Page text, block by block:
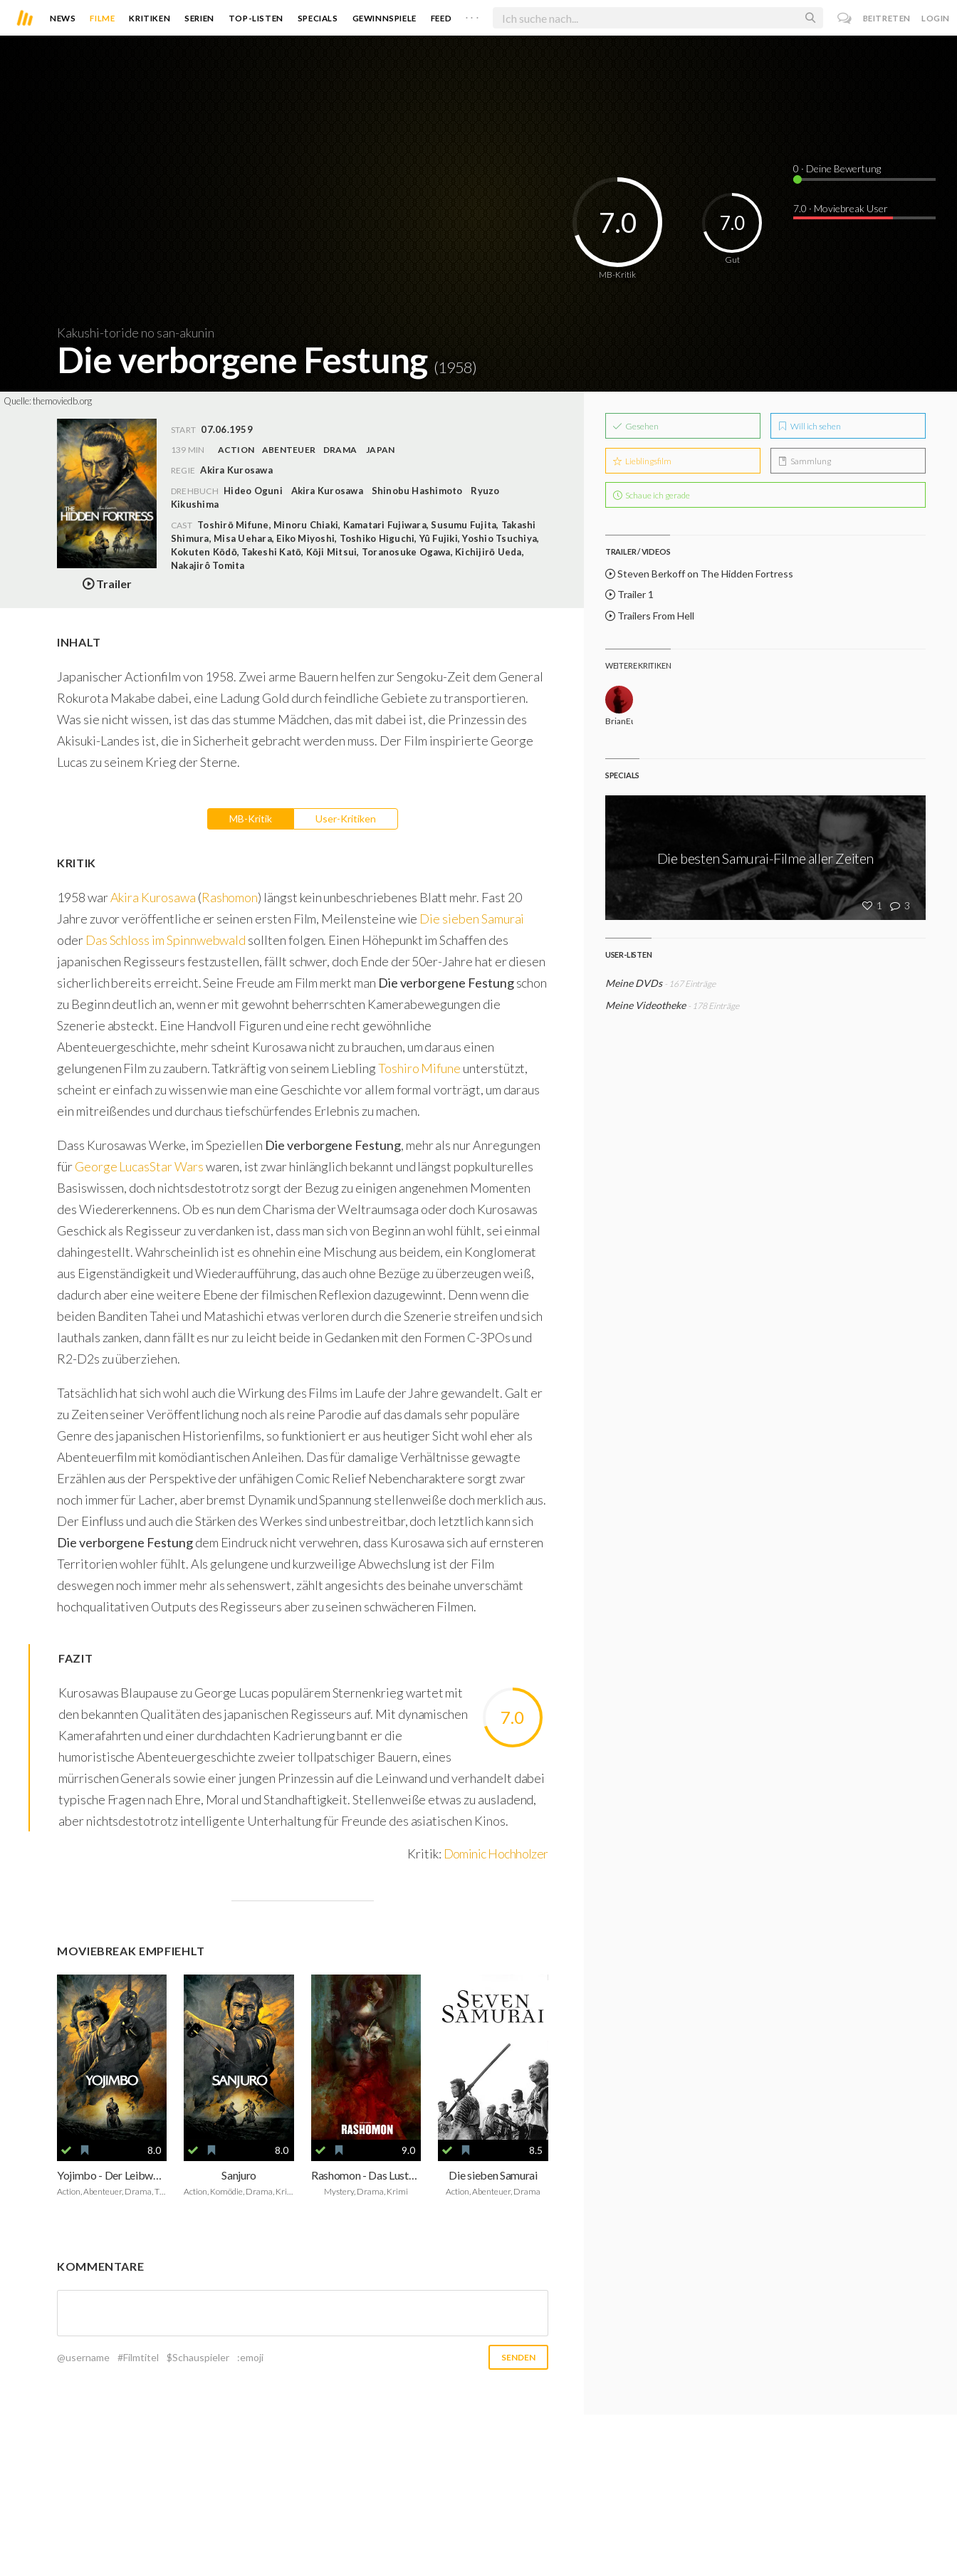
NEWS FILME KRITIKEN SERIEN TOP-LISTEN SPECIALS GEWINNSPIELE FEED . . . BEITRETEN LOGIN
Kakushi-toride no san-akunin
Die verborgene Festung (1958)
MB-Kritik
7.0
Gut
7.0
0 · Deine Bewertung
7.0 · Moviebreak User
Quelle:themoviedb.org
Trailer
START 07.06.1959
139 MIN ACTION ABENTEUER DRAMA
JAPAN
REGIE Akira Kurosawa
DREHBUCH Hideo Oguni Akira Kurosawa Shinobu Hashimoto
Ryuzo
Kikushima
CAST Toshirō Mifune, Minoru Chiaki, Kamatari Fujiwara,Susumu Fujita, Takashi
Shimura, Misa Uehara, Eiko Miyoshi, Toshiko Higuchi,Yû Fujiki,Yoshio Tsuchiya,
Kokuten Kōdō, Takeshi Katō, Kōji Mitsui, Toranosuke Ogawa, Kichijirō Ueda,
Nakajirô Tomita
INHALT
Japanischer Actionfilm von 1958. Zwei arme Bauern helfen zur Sengoku-Zeit dem General
Rokurota Makabe dabei, eine Ladung Gold durch feindliche Gebiete zu transportieren.
Was sie nicht wissen, ist das das stumme Mädchen, das mit dabei ist, die Prinzessin des
Akisuki-Landes ist, die in Sicherheit gebracht werden muss. Der Film inspirierte George
Lucas zu seinem Krieg der Sterne.
MB-Kritik User-Kritiken
KRITIK
1958 warAkira Kurosawa (Rashomon) längst kein unbeschriebenes Blatt mehr. Fast 20
Jahre zuvor veröffentliche er seinen ersten Film, Meilensteine wie Die sieben Samurai
oder Das Schloss im Spinnwebwald sollten folgen. Einen Höhepunkt im Schaffen des
japanischen Regisseurs festzustellen, fällt schwer, doch Ende der 50er-Jahre hat er diesen
sicherlich bereits erreicht. Seine Freude am Film merkt man Die verborgene Festungschon
zu Beginn deutlich an, wenn er mit gewohnt beherrschten Kamerabewegungen die
Szenerie absteckt. Eine Handvoll Figuren und eine recht gewöhnliche
Abenteuergeschichte, mehr scheint Kurosawa nicht zu brauchen, um daraus einen
gelungenen Film zu zaubern. Tatkräftig von seinem LieblingToshiro Mifune unterstützt,
scheint er einfach zu wissen wie man eine Geschichte vor allem formal vorträgt, um daraus
ein mitreißendes und durchaus tiefschürfendes Erlebnis zu machen.
Dass Kurosawas Werke, im Speziellen Die verborgene Festung, mehr als nur Anregungen
fürGeorge LucasStar Warswaren, ist zwar hinlänglich bekannt und längst popkulturelles
Basiswissen, doch nichtsdestotrotz sorgt der Bezug zu einigen angenehmen Momenten
des Wiedererkennens. Ob es nun dem Charisma der Weltraumsaga oder doch Kurosawas
Geschick als Regisseur zu verdanken ist, dass man sich von Beginn an wohl fühlt, sei einmal
dahingestellt. Wahrscheinlich ist es ohnehin eine Mischung aus beidem, ein Konglomerat
aus Eigenständigkeit und Wiederaufführung, das auch ohne Bezüge zu überzeugen weiß,
dadurch aber eine weitere Ebene der filmischen Reflexion dazugewinnt. Denn wenn die
beiden Banditen Tahei und Matashichi etwas verloren durch die Szenerie streifen und sich
lauthals zanken, dann fällt es nur zu leicht beide in Gedanken mit den Formen C-3POs und
R2-D2s zu überziehen.
Tatsächlich hat sich wohl auch die Wirkung des Films im Laufe der Jahre gewandelt. Galt er
zu Zeiten seiner Veröffentlichung noch als reine Parodie auf das damals sehr populäre
Genre des japanischen Historienfilms, so funktioniert er aus heutiger Sicht wohl eher als
Abenteuerfilm mit komödiantischen Anleihen. Das für damalige Verhältnisse gewagte
Erzählen aus der Perspektive der unfähigen Comic Relief Nebencharaktere sorgt zwar
noch immer für Lacher, aber bremst Dynamik und Spannung stellenweiße doch merklich aus.
Der Einfluss und auch die Stärken des Werkes sind unbestreitbar, doch letztlich kann sich
Die verborgene Festungdem Eindruck nicht verwehren, dass Kurosawa sich auf ernsteren
Territorien wohler fühlt. Als gelungene und kurzweilige Abwechslung ist der Film
deswegen noch immer mehr als sehenswert, zählt angesichts des beinahe unverschämt
hochqualitativen Outputs des Regisseurs aber zu seinen schwächeren Filmen.
FAZIT
7.0
Kurosawas Blaupause zu George Lucas populärem Sternenkrieg wartet mit
den bekannten Qualitäten des japanischen Regisseurs auf. Mit dynamischen
Kamerafahrten und einer durchdachten Kadrierung bannt er die
humoristische Abenteuergeschichte zweier tollpatschiger Bauern, eines
mürrischen Generals sowie einer jungen Prinzessin auf die Leinwand und verhandelt dabei
typische Fragen nach Ehre, Moral und Standhaftigkeit. Stellenweiße etwas zu ausladend,
aber nichtsdestotrotz intelligente Unterhaltung für Freunde des asiatischen Kinos.
Kritik: Dominic Hochholzer
MOVIEBREAK EMPFIEHLT
8.0
Yojimbo - Der Leibwächter
8.0
Sanjuro
9.0
Rashomon - Das Lustwäldchen
Mystery, Drama, Krimi
8.5
Die sieben Samurai
Action, Abenteuer, Drama
KOMMENTARE
@username #Filmtitel $Schauspieler :emoji
Gesehen Will ich sehen
Lieblingsfilm Sammlung
Schaue ich gerade
TRAILER / VIDEOS
Steven Berkoff on The Hidden Fortress
Trailer 1
Trailers From Hell
WEITERE KRITIKEN
BrianEugene
SPECIALS
1 3
Die besten Samurai-Filme aller Zeiten
USER-LISTEN
Meine DVDs - 167 Einträge
Meine Videotheke - 178 Einträge